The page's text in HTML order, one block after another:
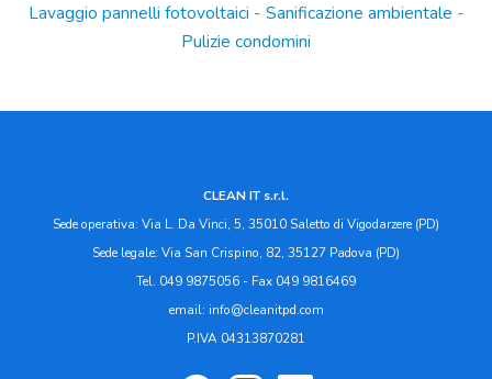
Lavaggio pannelli fotovoltaici - Sanificazione ambientale -
Pulizie condomini
CLEAN IT s.r.l.
Sede operativa: Via L. Da Vinci, 5, 35010 Saletto di Vigodarzere (PD)
Sede legale: Via San Crispino, 82, 35127 Padova (PD)
Tel. 049 9875056 - Fax 049 9816469
email: info@cleanitpd.com
P.IVA 04313870281